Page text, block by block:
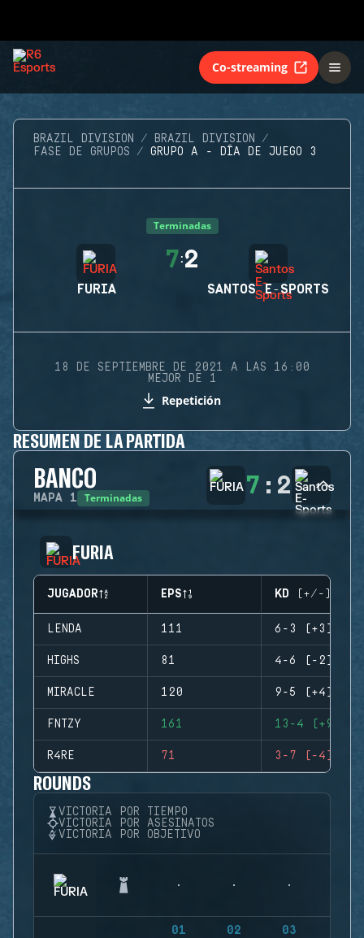
Co-streaming
BRAZIL DIVISION
BRAZIL DIVISION
FASE DE GRUPOS
GRUPO A - DÍA DE JUEGO 3
Terminadas
FURIA
7:2
SANTOS E-SPORTS
18 DE SEPTIEMBRE DE 2021 A LAS 16:00
MEJOR DE 1
Repetición
RESUMEN DE LA PARTIDA
BANCO
MAPA 1 Terminadas 7 : 2
FURIA
JUGADOR EPS KD (+/-)
LENDA 111 6-3 (+3)
HIGHS 81 4-6 (-2)
MIRACLE 120 9-5 (+4)
FNTZY 161 13-4 (+9)
R4RE 71 3-7 (-4)
ROUNDS
VICTORIA POR TIEMPO
VICTORIA POR ASESINATOS
VICTORIA POR OBJETIVO
01 02 03